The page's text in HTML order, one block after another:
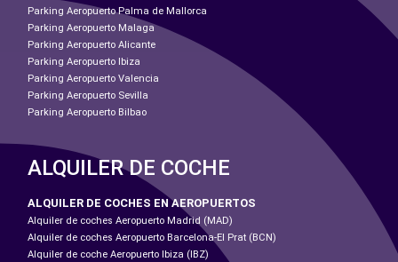
Parking Aeropuerto Palma de Mallorca
Parking Aeropuerto Malaga
Parking Aeropuerto Alicante
Parking Aeropuerto Ibiza
Parking Aeropuerto Valencia
Parking Aeropuerto Sevilla
Parking Aeropuerto Bilbao
ALQUILER DE COCHE
ALQUILER DE COCHES EN AEROPUERTOS
Alquiler de coches Aeropuerto Madrid (MAD)
Alquiler de coches Aeropuerto Barcelona-El Prat (BCN)
Alquiler de coche Aeropuerto Ibiza (IBZ)